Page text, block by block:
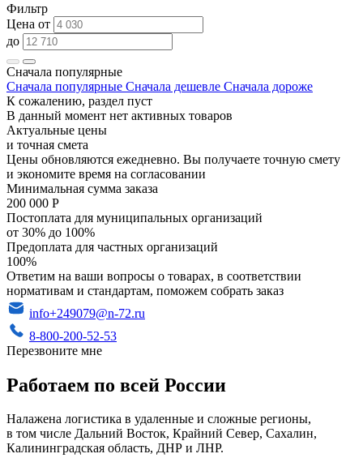
Фильтр
Цена от
до
Сначала популярные
Сначала популярные Сначала дешевле Сначала дороже
К сожалению, раздел пуст
В данный момент нет активных товаров
Актуальные цены
и точная смета
Цены обновляются ежедневно. Вы получаете точную смету
и экономите время на согласовании
Минимальная сумма заказа
200 000 Р
Постоплата для муниципальных организаций
от 30% до 100%
Предоплата для частных организаций
100%
Ответим на ваши вопросы о товарах, в соответствии
нормативам и стандартам, поможем собрать заказ
info+249079@n-72.ru
8-800-200-52-53
Перезвоните мне
Работаем по всей России
Налажена логистика в удаленные и сложные регионы,
в том числе Дальний Восток, Крайний Север, Сахалин,
Калининградская область, ДНР и ЛНР.